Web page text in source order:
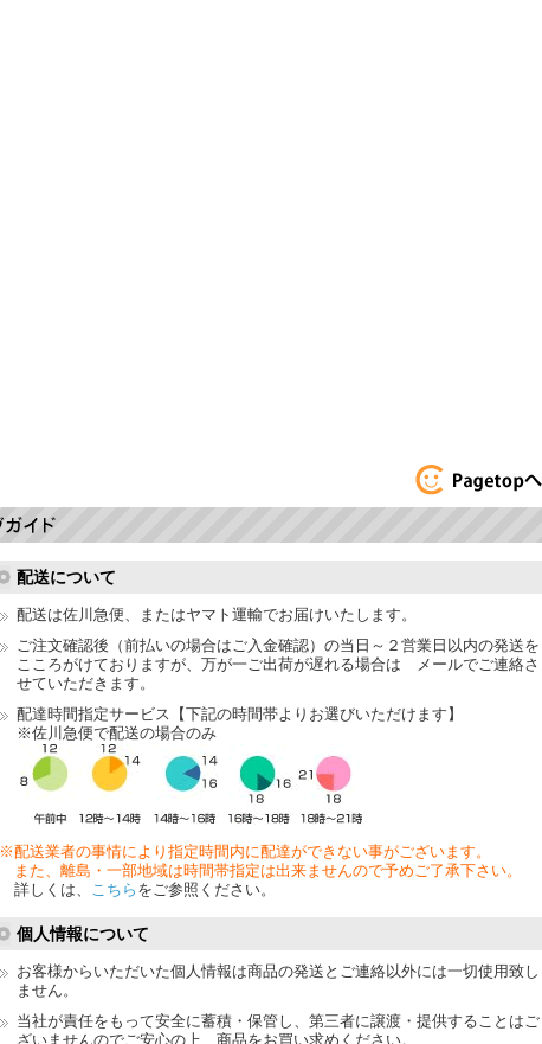
このページのト
ップへ
配送について
配送は佐川急便、またはヤマト運輸でお届けいたします。
ご注文確認後（前払いの場合はご入金確認）の当日～２営業日以内の発送を
こころがけておりますが、万が一ご出荷が遅れる場合は メールでご連絡さ
せていただきます。
配達時間指定サービス【下記の時間帯よりお選びいただけます】
※佐川急便で配送の場合のみ
※配送業者の事情により指定時間内に配達ができない事がございます。
また、離島・一部地域は時間帯指定は出来ませんので予めご了承下さい。
詳しくは、 こちら をご参照ください。
個人情報について
お客様からいただいた個人情報は商品の発送とご連絡以外には一切使用致し
ません。
当社が責任をもって安全に蓄積・保管し、第三者に譲渡・提供することはご
ざいませんのでご安心の上、商品をお買い求めください。